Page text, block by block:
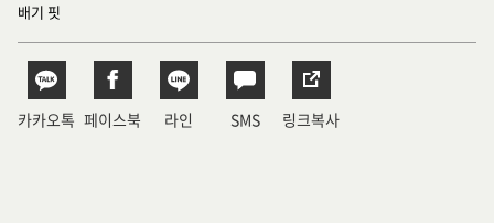
배기 핏
카카오톡 페이스북 라인 SMS 링크복사